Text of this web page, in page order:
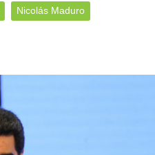
Nicolás Maduro